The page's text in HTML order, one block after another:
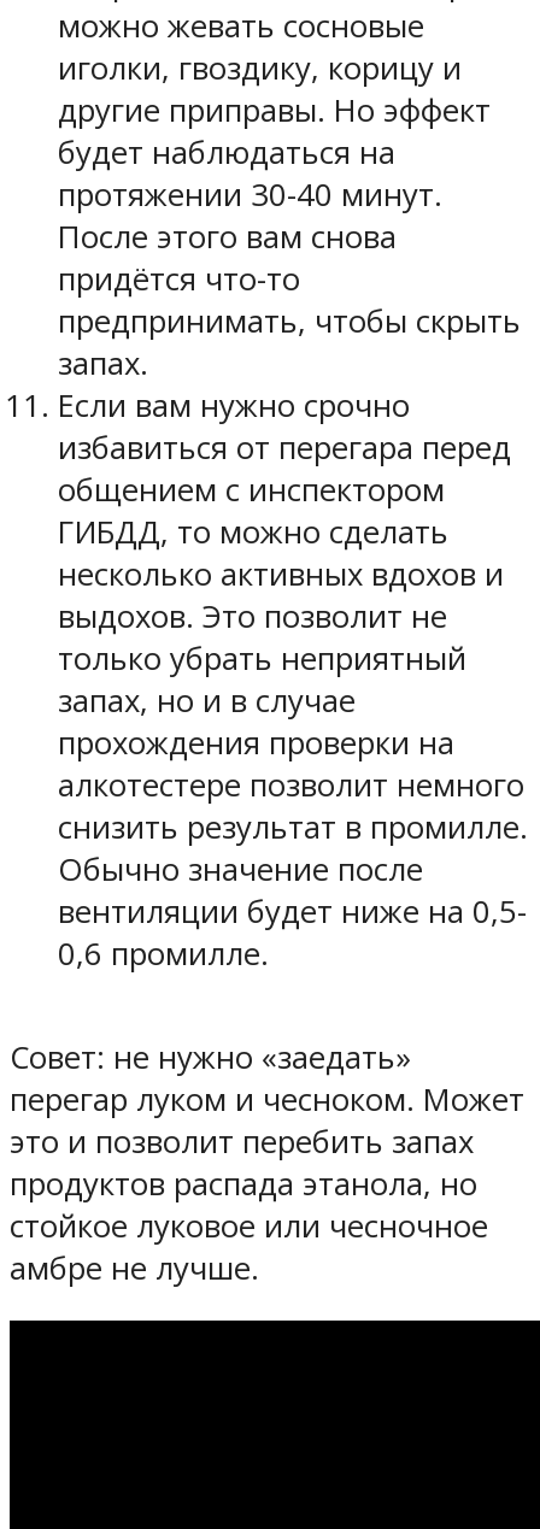
можно жевать сосновые
иголки, гвоздику, корицу и
другие приправы. Но эффект
будет наблюдаться на
протяжении 30-40 минут.
После этого вам снова
придётся что-то
предпринимать, чтобы скрыть
запах.
Если вам нужно срочно
избавиться от перегара перед
общением с инспектором
ГИБДД, то можно сделать
несколько активных вдохов и
выдохов. Это позволит не
только убрать неприятный
запах, но и в случае
прохождения проверки на
алкотестере позволит немного
снизить результат в промилле.
Обычно значение после
вентиляции будет ниже на 0,5-
0,6 промилле.
Совет: не нужно «заедать»
перегар луком и чесноком. Может
это и позволит перебить запах
продуктов распада этанола, но
стойкое луковое или чесночное
амбре не лучше.